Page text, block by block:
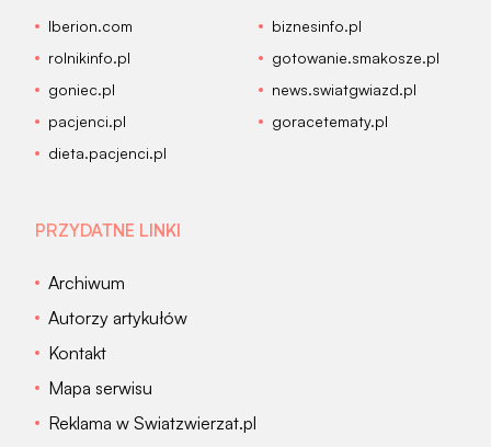
Iberion.com
biznesinfo.pl
rolnikinfo.pl
gotowanie.smakosze.pl
goniec.pl
news.swiatgwiazd.pl
pacjenci.pl
goracetematy.pl
dieta.pacjenci.pl
PRZYDATNE LINKI
Archiwum
Autorzy artykułów
Kontakt
Mapa serwisu
Reklama w Swiatzwierzat.pl